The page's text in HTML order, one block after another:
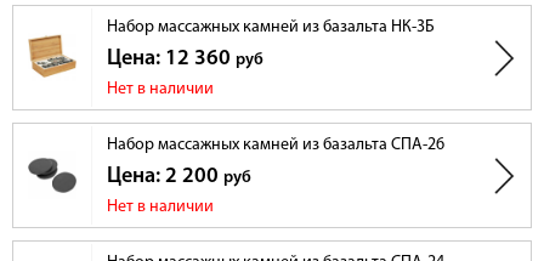
Набор массажных камней из базальта НК-3Б
Цена: 12 360 руб
Нет в наличии
Набор массажных камней из базальта СПА-26
Цена: 2 200 руб
Нет в наличии